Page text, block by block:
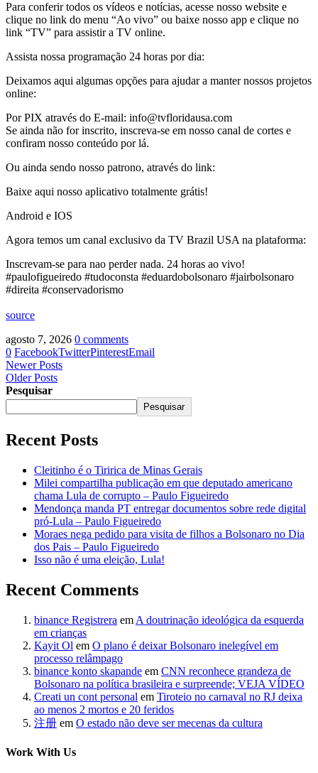
Para conferir todos os vídeos e notícias, acesse nosso website e
clique no link do menu “Ao vivo” ou baixe nosso app e clique no
link “TV” para assistir a TV online.
Assista nossa programação 24 horas por dia:
Deixamos aqui algumas opções para ajudar a manter nossos projetos
online:
Por PIX através do E-mail: info@tvfloridausa.com
Se ainda não for inscrito, inscreva-se em nosso canal de cortes e
confiram nosso conteúdo por lá.
Ou ainda sendo nosso patrono, através do link:
Baixe aqui nosso aplicativo totalmente grátis!
Android e IOS
Agora temos um canal exclusivo da TV Brazil USA na plataforma:
Inscrevam-se para nao perder nada. 24 horas ao vivo!
#paulofigueiredo #tudoconsta #eduardobolsonaro #jairbolsonaro
#direita #conservadorismo
source
agosto 7, 2026 0 comments
0 FacebookTwitterPinterestEmail
Newer Posts
Older Posts
Pesquisar
Pesquisar
Recent Posts
Cleitinho é o Tiririca de Minas Gerais
Milei compartilha publicação em que deputado americano
chama Lula de corrupto – Paulo Figueiredo
Mendonça manda PT entregar documentos sobre rede digital
pró-Lula – Paulo Figueiredo
Moraes nega pedido para visita de filhos a Bolsonaro no Dia
dos Pais – Paulo Figueiredo
Isso não é uma eleição, Lula!
Recent Comments
binance Registrera em A doutrinação ideológica da esquerda
em crianças
Kayit Ol em O plano é deixar Bolsonaro inelegível em
processo relâmpago
binance konto skapande em CNN reconhece grandeza de
Bolsonaro na política brasileira e surpreende; VEJA VÍDEO
Creati un cont personal em Tiroteio no carnaval no RJ deixa
ao menos 2 mortos e 20 feridos
注册 em O estado não deve ser mecenas da cultura
Work With Us